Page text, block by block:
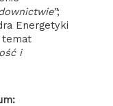
;
Energetyki
temat
i